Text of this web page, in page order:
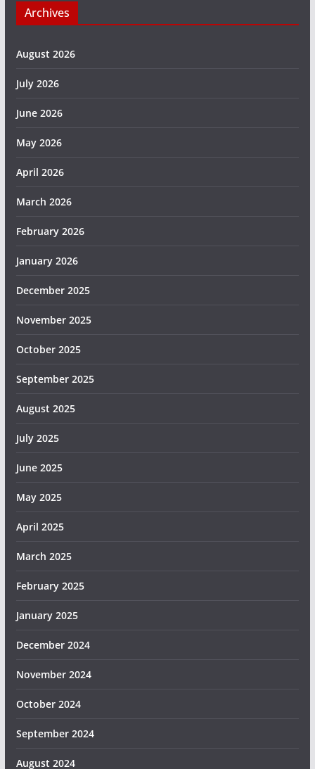
Archives
August 2026
July 2026
June 2026
May 2026
April 2026
March 2026
February 2026
January 2026
December 2025
November 2025
October 2025
September 2025
August 2025
July 2025
June 2025
May 2025
April 2025
March 2025
February 2025
January 2025
December 2024
November 2024
October 2024
September 2024
August 2024